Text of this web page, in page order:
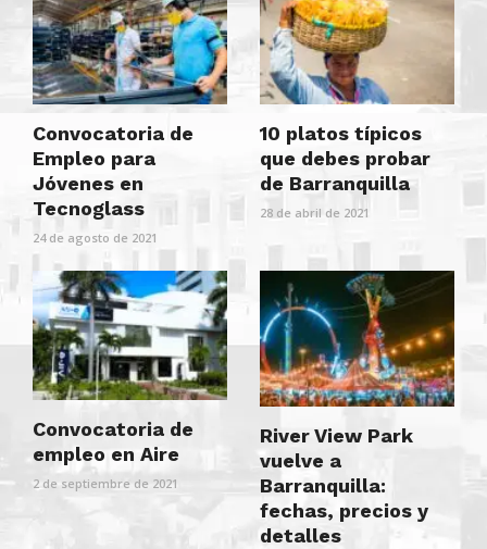
Convocatoria de
Empleo para
Jóvenes en
Tecnoglass
24 de agosto de 2021
10 platos típicos
que debes probar
de Barranquilla
28 de abril de 2021
Convocatoria de
empleo en Aire
2 de septiembre de 2021
River View Park
vuelve a
Barranquilla:
fechas, precios y
detalles